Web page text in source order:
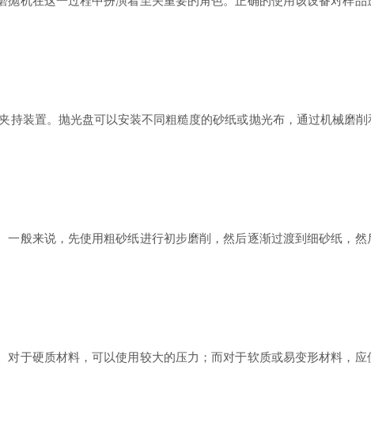
持装置。抛光盘可以安装不同粗糙度的砂纸或抛光布，通过机械磨
来说，先使用粗砂纸进行初步磨削，然后逐渐过渡到细砂纸，然
硬质材料，可以使用较大的压力；而对于软质或易变形材料，应